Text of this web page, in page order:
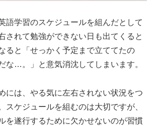
語学習のスケジュールを組んだとして
されて勉強ができない日も出てくると
ると「せっかく予定まで立ててたの
な…。」と意気消沈してしまいます。
には、やる気に左右されない状況をつ
スケジュールを組むのは大切ですが、
を遂行するために欠かせないのが習慣